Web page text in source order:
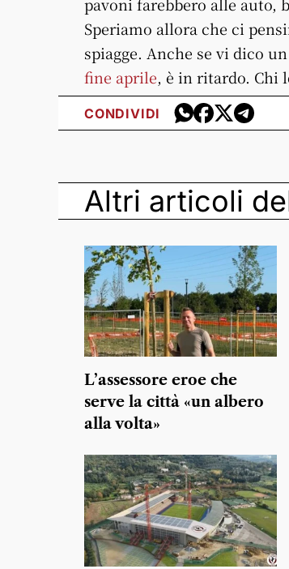
Speriamo allora che ci
spiagge. Anche se vi dico
fine aprile, è in ritardo. Chi
CONDIVIDI
Altri articoli
L’assessore eroe che
serve la città «un albero
alla volta»